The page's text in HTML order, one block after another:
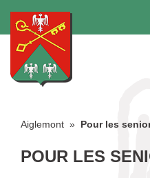
Aiglemont » Pour les
POUR LES